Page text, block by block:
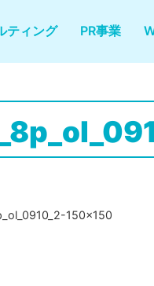
ティング PR事業
150x150